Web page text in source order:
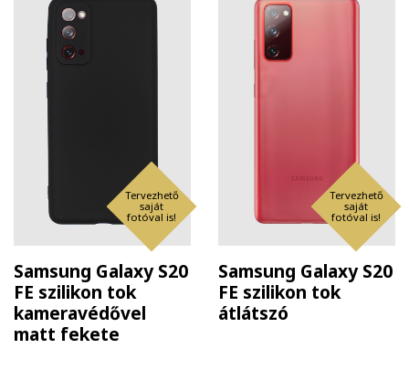
Tervezhető
saját
fotóval is!
Samsung Galaxy S20
FE szilikon tok
kameravédővel
matt fekete
Tervezhető
saját
fotóval is!
Samsung Galaxy S20
FE szilikon tok
átlátszó